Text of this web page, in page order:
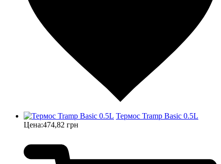
Термос Tramp Basic 0.5L
Цена:474,82 грн